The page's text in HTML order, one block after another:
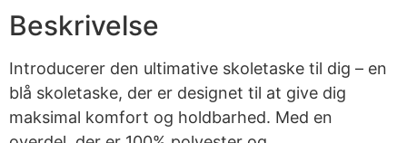
Beskrivelse
Introducerer den ultimative skoletaske til dig – en
blå skoletaske, der er designet til at give dig
maksimal komfort og holdbarhed. Med en